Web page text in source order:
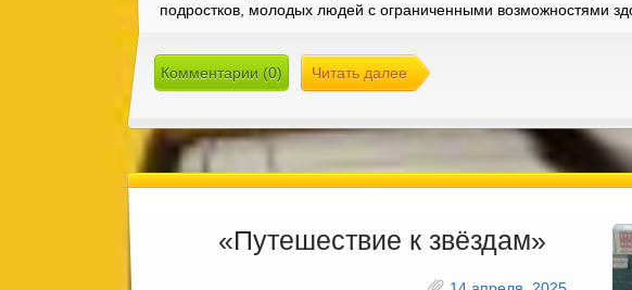
подростков, молодых людей с ограниченными возможностями
Комментарии (0) Читать далее
«Путешествие к звёздам»